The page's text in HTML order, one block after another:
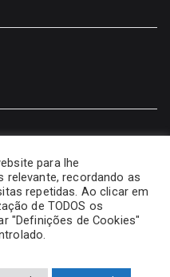
para lhe
relevante, recordando as
repetidas. Ao clicar em
de TODOS os
"Definições de Cookies"